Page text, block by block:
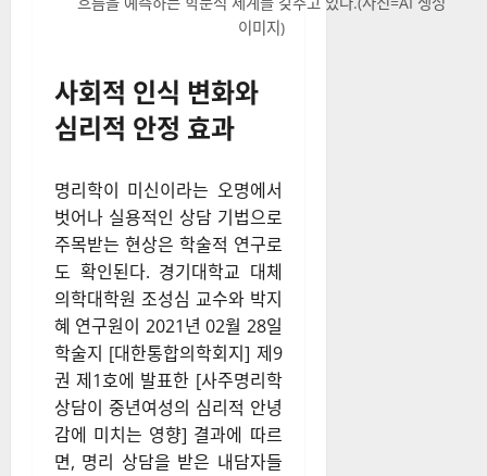
이미지)
사회적 인식 변화와
심리적 안정 효과
명리학이 미신이라는 오명에서
벗어나 실용적인 상담 기법으로
주목받는 현상은 학술적 연구로
도 확인된다. 경기대학교 대체
의학대학원 조성심 교수와 박지
혜 연구원이 2021년 02월 28일
학술지 [대한통합의학회지] 제9
권 제1호에 발표한 [사주명리학
상담이 중년여성의 심리적 안녕
감에 미치는 영향] 결과에 따르
면, 명리 상담을 받은 내담자들